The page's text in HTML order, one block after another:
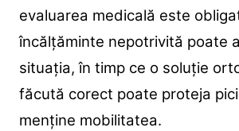
evaluarea medicală este
încălțăminte nepotrivită poate
situația, în timp ce o soluție
făcută corect poate proteja
menține mobilitatea.